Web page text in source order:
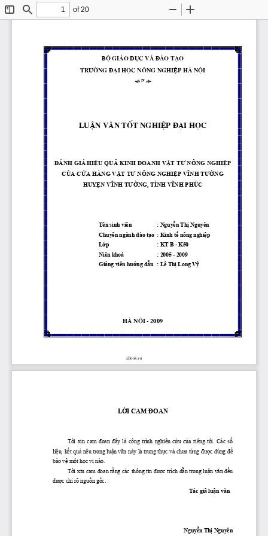
ToggleFind
of 20
Zoom
bé gi ̧o dôc vμ ®μo t¹o
tr­êng ®¹I häc n«ng nghiÖp hμ néi
  
LuËn v ̈n tèt nghiÖp §¹I HäC
ĐÁNH GIÁ HIỆU QUẢ KINH DOANH VẬT TƯ NÔNG NGHIỆP
CỦA CỬA HÀNG VẬT TƯ NÔNG NGHIỆP VĨNH TƯỜNG
HUYỆN VĨNH TƯỜNG, TỈNH VĨNH PHÚC
Tên sinh viên : Nguyễn Thị Nguyên
Chuyên ngành đào tạo
  : Kinh
tế nông nghiệp
Lớp
: KT B - K50
Niên khoá
: 2005 - 2009
Giảng viên hướng dẫn
  : Lê
Thị Long Vỹ
Hμ Néi - 2009
zBook.vn
LỜI CAM ĐOAN
Tôi  xin  cam đoan đây
  là  công  trình  nghiên
cứu của
  riêng  tôi.  Các
số
liệu, kết quả nêu trong luận văn này là trung thực và chưa từng được dùng để
bảo vệ một học vị nào.
Tôi xin cam đoan rằng các thông tin được trích dẫn trong luận văn đều
được chỉ rõ nguồn gốc.
                                                                                               Tác
giả luận văn
Nguyễn Thị Nguyên